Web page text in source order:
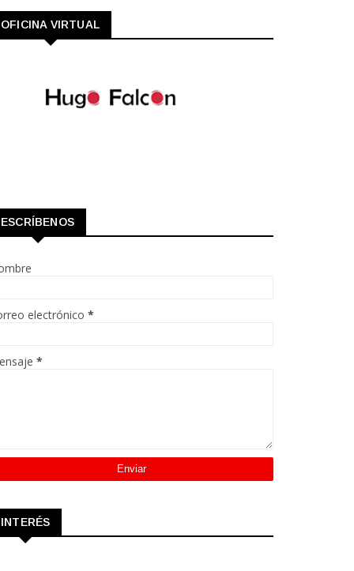
OFICINA VIRTUAL
ESCRÍBENOS
electrónico *
*
INTERÉS